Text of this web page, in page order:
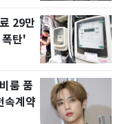
29만
탄'
룸 품
속계약